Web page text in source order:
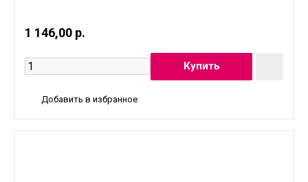
1 146,00 р.
Добавить в избранное